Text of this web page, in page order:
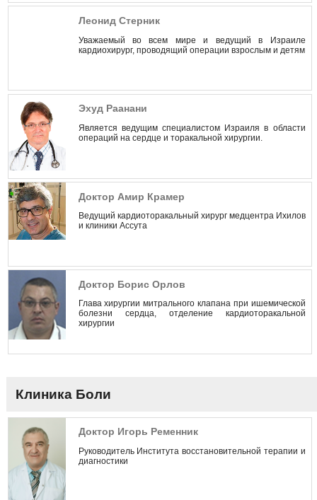
Леонид Стерник
Уважаемый во всем мире и ведущий в Израиле
кардиохирург, проводящий операции взрослым и детям
Эхуд Раанани
Является ведущим специалистом Израиля в области
операций на сердце и торакальной хирургии.
Доктор Амир Крамер
Ведущий кардиоторакальный хирург медцентра Ихилов
и клиники Ассута
Доктор Борис Орлов
Глава хирургии митрального клапана при ишемической
болезни сердца, отделение кардиоторакальной
хирургии
Клиника Боли
Доктор Игорь Ременник
Руководитель Института восстановительной терапии и
диагностики